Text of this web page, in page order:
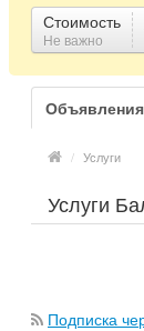
Стоимость
Не важно
Объявления
/ Услуги
Услуги
Подписка